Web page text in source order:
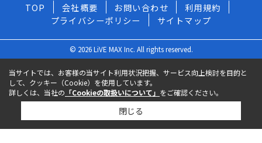
TOP 会社概要 お問い合わせ
利用規約
プライバシーポリシー
サイトマップ
© 2026 LiVE MAX Inc. All rights reserved.
当サイトでは、お客様の当サイト利用状況把握、サービス向上検討を目的と
して、クッキー（Cookie）を使用しています。
詳しくは、当社の 「Cookieの取扱いについて」 をご確認ください。
閉じる